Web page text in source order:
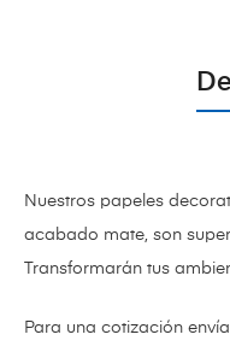
Nuestros papeles
acabado mate, son
Transformarán tus
Para una cotización